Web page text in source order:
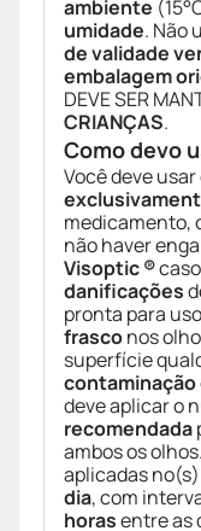
ambiente
umidade. Não
de validade
embalagem
DEVE SER
CRIANÇAS.
Como devo
Você deve
medicamento,
não haver
Visoptic ®
danificações
pronta para
frasconos
superfície
contaminação
deve aplicar o
recomendada
ambos os
aplicadas
dia, com
horasentre as